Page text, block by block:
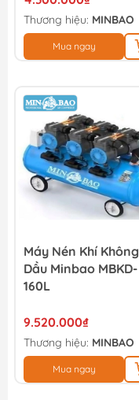
Thương hiệu: MINBAO
Mua ngay
Máy Nén Khí Không
Dầu Minbao MBKD-
160L
9.520.000₫
Thương hiệu: MINBAO
Mua ngay